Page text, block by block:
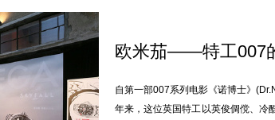
欧米茄——特工007
自第一部007系列电影《诺博士》
年来，这位英国特工以英俊倜傥、冷